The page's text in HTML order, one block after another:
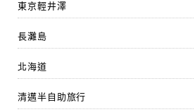
東京輕井澤
長灘島
北海道
清邁半自助旅行